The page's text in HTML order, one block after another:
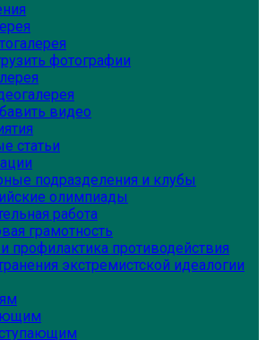
фотографии
видео
статьи
подразделения и клубы
олимпиады
работа
грамотность
профилактика противодействия
экстремистской идеалогии